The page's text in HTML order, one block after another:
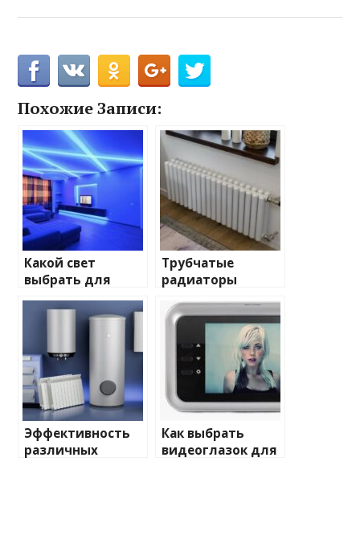
Похожие Записи:
Какой свет
выбрать для
домашнего
освещения
Трубчатые
радиаторы
отопления: виды
и характеристики
Эффективность
различных
Как выбрать
видеоглазок для